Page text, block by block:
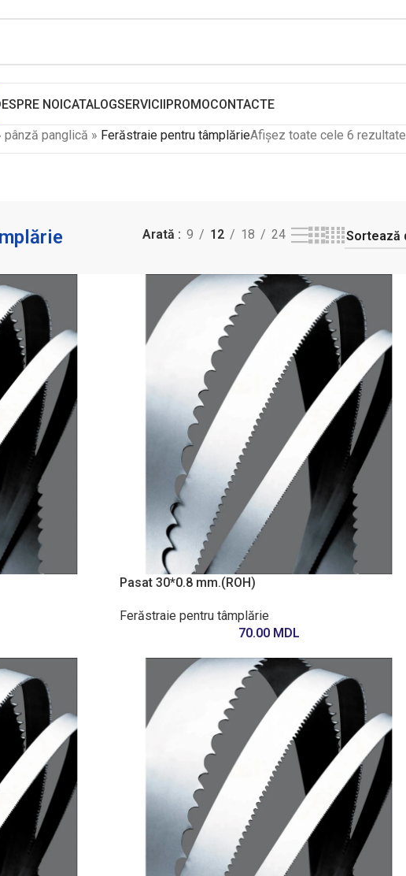
NOICATALOGSERVICIIPROMOCONTACTE
pânză panglică » Ferăstraie pentru tâmplărieAfișez toate cele 6 rezultate
Arată 9 12 18 24
Pasat 30*0.8 mm.(ROH)
Ferăstraie pentru tâmplărie
70.00 MDL